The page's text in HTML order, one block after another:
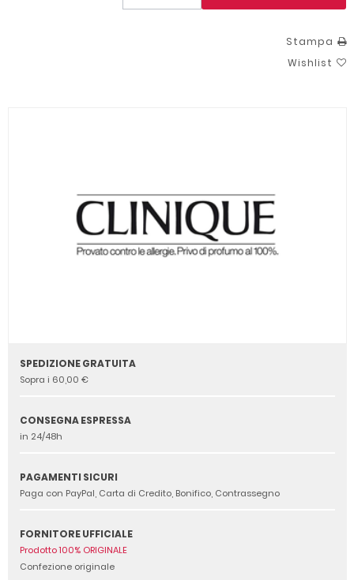
Stampa
Wishlist
SPEDIZIONE GRATUITA
Sopra i 60,00 €
CONSEGNA ESPRESSA
in 24/48h
PAGAMENTI SICURI
Paga con PayPal, Carta di Credito, Bonifico, Contrassegno
FORNITORE UFFICIALE
Prodotto 100% ORIGINALE
Confezione originale